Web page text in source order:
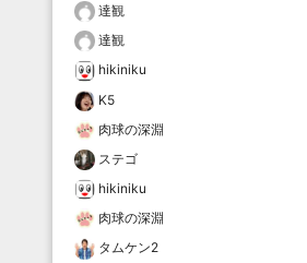
達観
達観
hikiniku
K5
肉球の深淵
ステゴ
hikiniku
肉球の深淵
タムケン2